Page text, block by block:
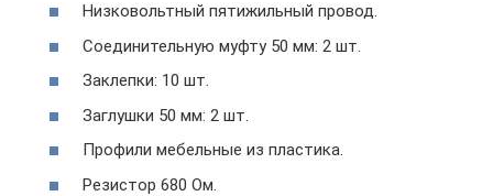
Низковольтный пятижильный провод.
Соединительную муфту 50 мм: 2 шт.
Заклепки: 10 шт.
Заглушки 50 мм: 2 шт.
Профили мебельные из пластика.
Резистор 680 Ом.